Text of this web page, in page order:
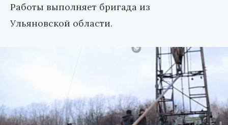
Работы выполняет бригада из
Ульяновской области.